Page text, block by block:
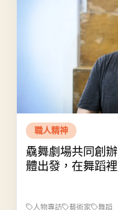
職人精神
驫舞劇場共同創
體出發，在舞蹈
人物專訪 藝術家 舞蹈